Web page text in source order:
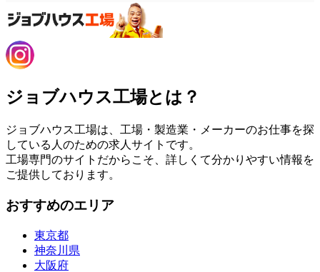
ジョブハウス工場とは？
ジョブハウス工場は、工場・製造業・メーカーのお仕事を探
している人のための求人サイトです。
工場専門のサイトだからこそ、詳しくて分かりやすい情報を
ご提供しております。
おすすめのエリア
東京都
神奈川県
大阪府